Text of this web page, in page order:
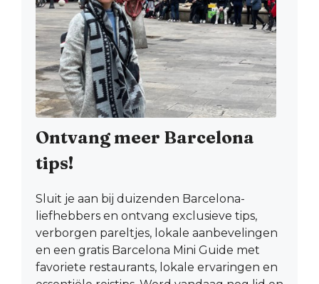
Ontvang meer Barcelona
tips!
Sluit je aan bij duizenden Barcelona-
liefhebbers en ontvang exclusieve tips,
verborgen pareltjes, lokale aanbevelingen
en een gratis Barcelona Mini Guide met
favoriete restaurants, lokale ervaringen en